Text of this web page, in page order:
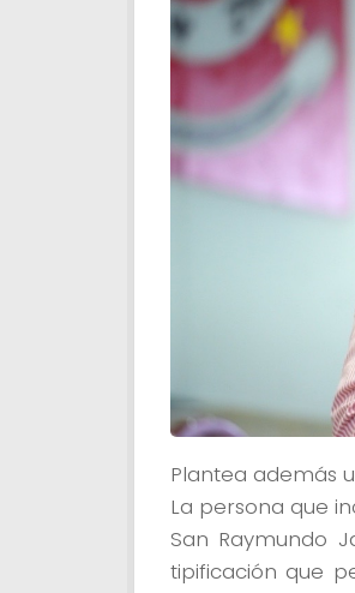
Plantea además
La persona que
San Raymundo
tipificación que